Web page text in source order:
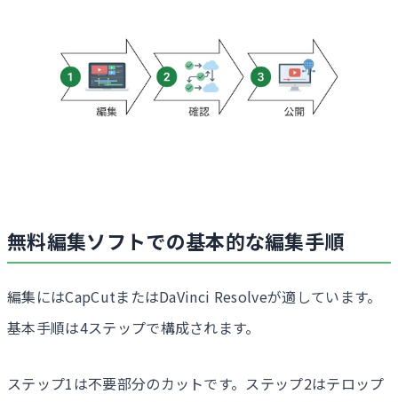
無料編集ソフトでの基本的な編集手順
編集にはCapCutまたはDaVinci Resolveが適しています。
基本手順は4ステップで構成されます。
ステップ1は不要部分のカットです。ステップ2はテロップ